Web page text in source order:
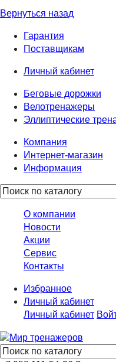
Вернуться назад
Гарантия
Поставщикам
Личный кабинет
Беговые дорожки
Велотренажеры
Эллиптические
Компания
Интернет-магазин
Информация
О компании
Новости
Акции
Сервис
Контакты
Избранное
Личный кабинет
Личный кабинет